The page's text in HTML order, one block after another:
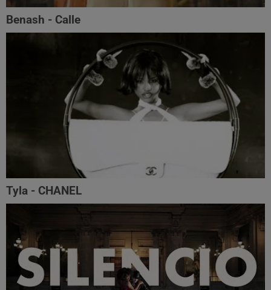
Benash - Calle
Tyla - CHANEL